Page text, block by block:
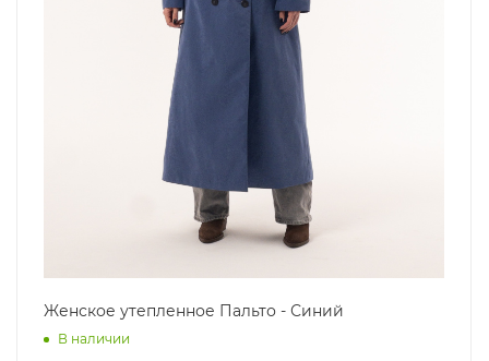
Женское утепленное Пальто - Синий
В наличии